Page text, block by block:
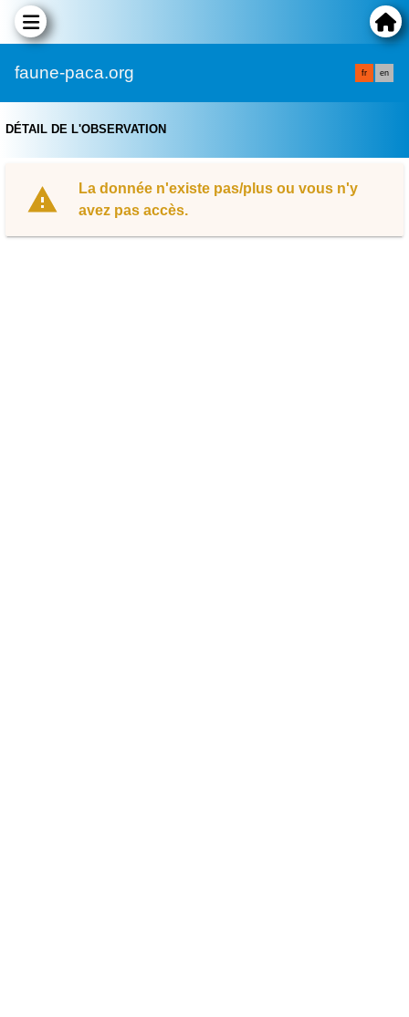
faune-paca.org fr en
DÉTAIL DE L'OBSERVATION
La donnée n'existe pas/plus ou vous n'y
avez pas accès.